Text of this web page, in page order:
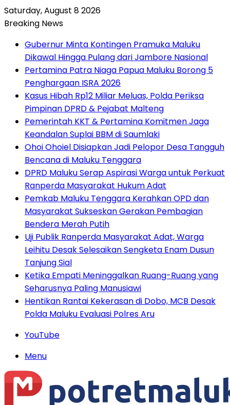
Saturday, August 8 2026
Breaking News
Gubernur Minta Kontingen Pramuka Maluku
Dikawal Hingga Pulang dari Jambore Nasional
Pertamina Patra Niaga Papua Maluku Borong 5
Penghargaan ISRA 2026
Kasus Hibah Rp12 Miliar Meluas, Polda Periksa
Pimpinan DPRD & Pejabat Malteng
Pemerintah KKT & Pertamina Komitmen Jaga
Keandalan Suplai BBM di Saumlaki
Ohoi Ohoiel Disiapkan Jadi Pelopor Desa Tangguh
Bencana di Maluku Tenggara
DPRD Maluku Serap Aspirasi Warga untuk Perkuat
Ranperda Masyarakat Hukum Adat
Pemkab Maluku Tenggara Kerahkan OPD dan
Masyarakat Sukseskan Gerakan Pembagian
Bendera Merah Putih
Uji Publik Ranperda Masyarakat Adat, Warga
Leihitu Desak Selesaikan Sengketa Enam Dusun
Tanjung Sial
Ketika Empati Meninggalkan Ruang-Ruang yang
Seharusnya Paling Manusiawi
Hentikan Rantai Kekerasan di Dobo, MCB Desak
Polda Maluku Evaluasi Polres Aru
YouTube
Menu